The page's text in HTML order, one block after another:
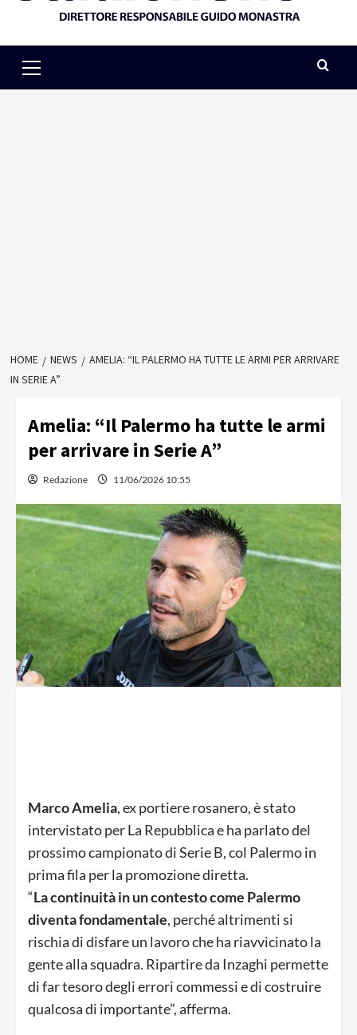
Menu
HOME NEWS
AMELIA: “IL PALERMO HA TUTTE LE ARMI PER ARRIVARE
IN SERIE A”
Amelia: “Il Palermo ha tutte le armi
per arrivare in Serie A”
Redazione 11/06/2026 10:55
Marco Amelia, ex portiere rosanero, è stato
intervistato per La Repubblica e ha parlato del
prossimo campionato di Serie B, col Palermo in
prima fila per la promozione diretta.
“La continuità in un contesto come Palermo
diventa fondamentale, perché altrimenti si
rischia di disfare un lavoro che ha riavvicinato la
gente alla squadra. Ripartire da Inzaghi permette
di far tesoro degli errori commessi e di costruire
qualcosa di importante”, afferma.